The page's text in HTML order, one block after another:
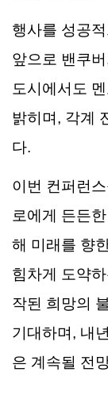
행사를 성공
앞으로 밴쿠버
도시에서도
밝히며, 각계
다.
이번 컨퍼런
로에게 든든한
해 미래를 향
힘차게 도약
작된 희망의
기대하며, 내
은 계속될 전